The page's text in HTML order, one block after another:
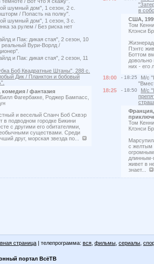
шумный дом", 1 сезон, 2 с.
/ Попасть на полку".
шумный дом", 1 сезон, 3 с.
за рулем / Без риска нет
и Пак: дикая стая", 2 сезон, 10
Вури-Ворлд /
и Пак: дикая стая", 2 сезон, 11
Боб Квадратные Штаны", 288 с.
Дик / Планктон и бобовый
/ фантазия
Фагербакке, Роджер Бампасс,
и веселый Спанч Боб Сквэр
в подводном городке Бикини
с другими его обитателями,
существами. Среди
друг, морская звезда по...
в
США,
Том
Клэнси
Пэнтс
Боттом
них - его
18:00
- 18:25
М/с
18:25
- 18:50
М/с
Франция,
Том
Клэнси
с желтым
длинным-
живет в
знает...
страница | телепрограмма: вся фильмы сериалы
портал ВсёТВ